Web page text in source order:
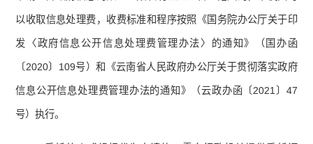
以收取信息处理费，收费标准和程序按照《国务院办公厅关于印
发〈政府信息公开信息处理费管理办法〉的通知》（国办函
〔2020〕109号）和《云南省人民政府办公厅关于贯彻落实政府
信息公开信息处理费管理办法的通知》（云政办函〔2021〕47
号）执行。